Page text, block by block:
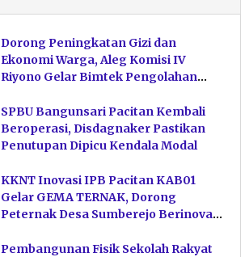
Dorong Peningkatan Gizi dan
Ekonomi Warga, Aleg Komisi IV
Riyono Gelar Bimtek Pengolahan
SPBU Bangunsari Pacitan Kembali
Beroperasi, Disdagnaker Pastikan
Penutupan Dipicu Kendala Modal
KKNT Inovasi IPB Pacitan KAB01
Gelar GEMA TERNAK, Dorong
Peternak Desa Sumberejo Berinovasi
Pembangunan Fisik Sekolah Rakyat